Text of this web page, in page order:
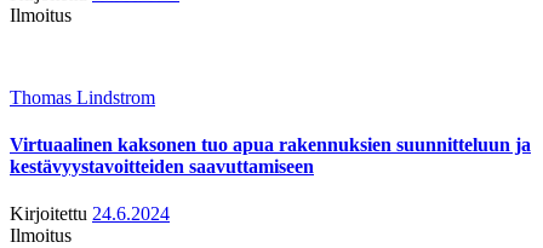
Ilmoitus
Thomas Lindstrom
Virtuaalinen kaksonen tuo apua rakennuksien suunnitteluun ja
kestävyystavoitteiden saavuttamiseen
Kirjoitettu 24.6.2024
Ilmoitus